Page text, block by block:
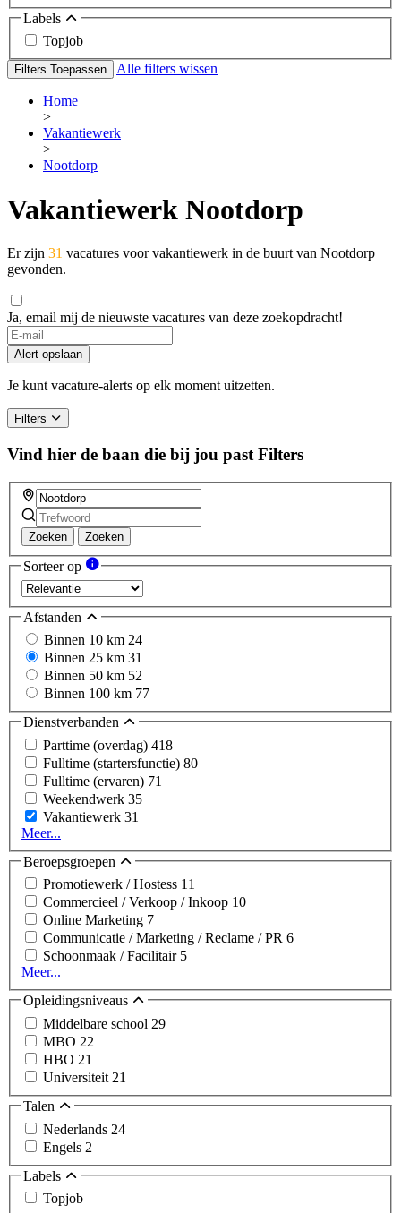
Labels
Topjob
Filters Toepassen Alle filters wissen
Home
>
Vakantiewerk
>
Nootdorp
Vakantiewerk Nootdorp
Er zijn 31 vacatures voor vakantiewerk in de buurt van Nootdorp
gevonden.
Ja, email mij de nieuwste vacatures van deze zoekopdracht!
Alert opslaan
Je kunt vacature-alerts op elk moment uitzetten.
Filters
Vind hier de baan die bij jou past Filters
Zoeken Zoeken
Sorteer op
Afstanden
Binnen 10 km 24
Binnen 25 km 31
Binnen 50 km 52
Binnen 100 km 77
Dienstverbanden
Parttime (overdag) 418
Fulltime (startersfunctie) 80
Fulltime (ervaren) 71
Weekendwerk 35
Vakantiewerk 31
Meer...
Beroepsgroepen
Promotiewerk / Hostess 11
Commercieel / Verkoop / Inkoop 10
Online Marketing 7
Communicatie / Marketing / Reclame / PR 6
Schoonmaak / Facilitair 5
Meer...
Opleidingsniveaus
Middelbare school 29
MBO 22
HBO 21
Universiteit 21
Talen
Nederlands 24
Engels 2
Labels
Topjob